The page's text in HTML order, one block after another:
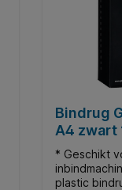
Bindrug
A4 zwart
* Geschikt
plastic